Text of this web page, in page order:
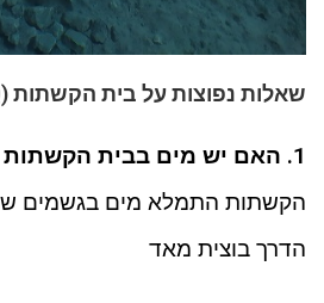
שאלות נפוצות על בית הקשתות (FAQ)
1. האם יש מים בבית הקשתות עכשיו?
הדרך בוצית מאד